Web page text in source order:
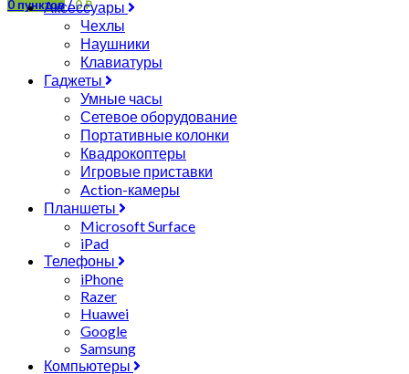
0 пунктов/ 0₽
Аксессуары
Чехлы
Наушники
Клавиатуры
Гаджеты
Умные часы
Сетевое оборудование
Портативные колонки
Квадрокоптеры
Игровые приставки
Action-камеры
Планшеты
Microsoft Surface
iPad
Телефоны
iPhone
Razer
Huawei
Google
Samsung
Компьютеры